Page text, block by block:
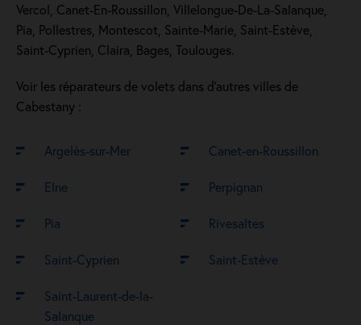
Vercol, Canet-En-Roussillon, Villelongue-De-La-Salanque,
Pia, Pollestres, Montescot, Sainte-Marie, Saint-Estève,
Saint-Cyprien, Claira, Bages, Toulouges.
Voir les réparateurs de volets dans d’autres villes de
Cabestany :
Argelès-sur-Mer Canet-en-Roussillon
Elne Perpignan
Pia Rivesaltes
Saint-Cyprien Saint-Estève
Saint-Laurent-de-la-
Salanque